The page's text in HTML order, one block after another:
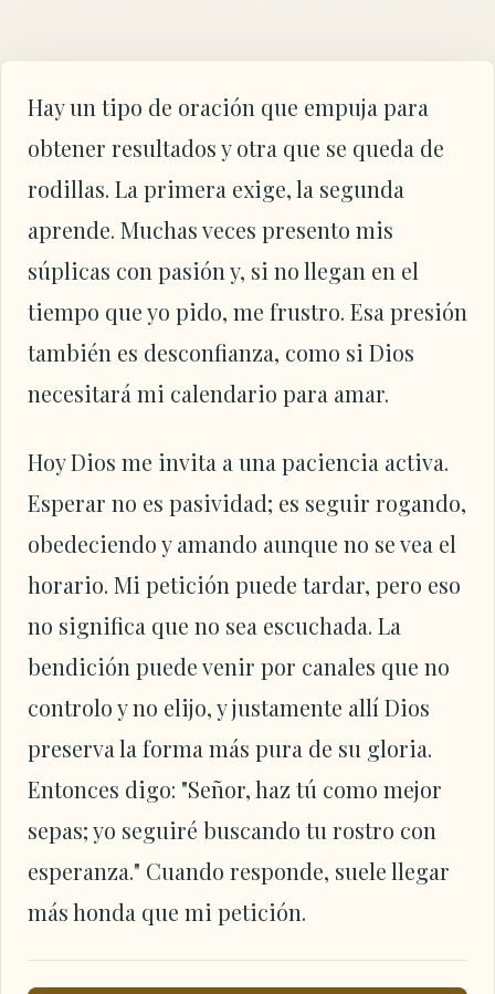
Hay un tipo de oración que empuja para
obtener resultados y otra que se queda de
rodillas. La primera exige, la segunda
aprende. Muchas veces presento mis
súplicas con pasión y, si no llegan en el
tiempo que yo pido, me frustro. Esa presión
también es desconfianza, como si Dios
necesitará mi calendario para amar.
Hoy Dios me invita a una paciencia activa.
Esperar no es pasividad; es seguir rogando,
obedeciendo y amando aunque no se vea el
horario. Mi petición puede tardar, pero eso
no significa que no sea escuchada. La
bendición puede venir por canales que no
controlo y no elijo, y justamente allí Dios
preserva la forma más pura de su gloria.
Entonces digo: "Señor, haz tú como mejor
sepas; yo seguiré buscando tu rostro con
esperanza." Cuando responde, suele llegar
más honda que mi petición.